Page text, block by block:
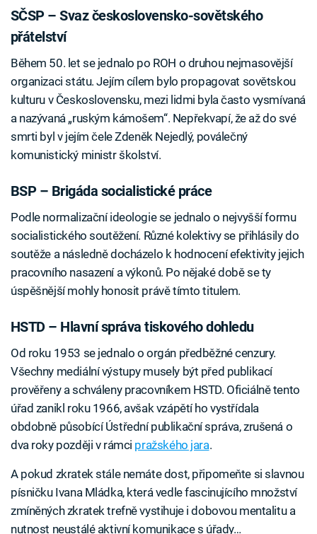
SČSP – Svaz československo-sovětského
přátelství
Během 50. let se jednalo po ROH o druhou nejmasovější
organizaci státu. Jejím cílem bylo propagovat sovětskou
kulturu v Československu, mezi lidmi byla často vysmívaná
a nazývaná „ruským kámošem“. Nepřekvapí, že až do své
smrti byl v jejím čele Zdeněk Nejedlý, poválečný
komunistický ministr školství.
BSP – Brigáda socialistické práce
Podle normalizační ideologie se jednalo o nejvyšší formu
socialistického soutěžení. Různé kolektivy se přihlásily do
soutěže a následně docházelo k hodnocení efektivity jejich
pracovního nasazení a výkonů. Po nějaké době se ty
úspěšnější mohly honosit právě tímto titulem.
HSTD – Hlavní správa tiskového dohledu
Od roku 1953 se jednalo o orgán předběžné cenzury.
Všechny mediální výstupy musely být před publikací
prověřeny a schváleny pracovníkem HSTD. Oficiálně tento
úřad zanikl roku 1966, avšak vzápětí ho vystřídala
obdobně působící Ústřední publikační správa, zrušená o
dva roky později v rámci pražského jara.
A pokud zkratek stále nemáte dost, připomeňte si slavnou
písničku Ivana Mládka, která vedle fascinujícího množství
zmíněných zkratek trefně vystihuje i dobovou mentalitu a
nutnost neustálé aktivní komunikace s úřady…